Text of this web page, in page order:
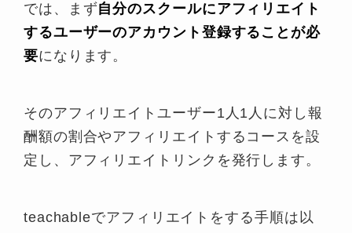
では、まず自分のスクールにアフィリエイト
するユーザーのアカウント登録することが必
要になります。
そのアフィリエイトユーザー1人1人に対し報
酬額の割合やアフィリエイトするコースを設
定し、アフィリエイトリンクを発行します。
teachableでアフィリエイトをする手順は以